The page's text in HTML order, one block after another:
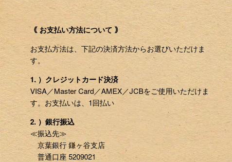
｟ お支払い方法について ｠
お支払方法は、下記の決済方法からお選びいただけま
す。
1. ）クレジットカード決済
VISA／Master Card／AMEX／JCBをご使用いただけま
す。お支払いは、1回払い
2. ）銀行振込
≪振込先≫
京葉銀行 鎌ヶ谷支店
普通口座 5209021